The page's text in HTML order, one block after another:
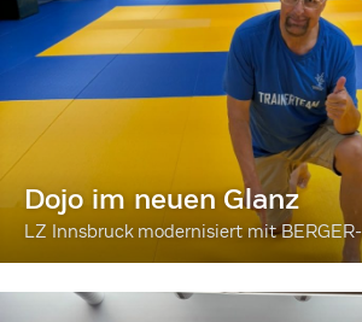
Dojo im neuen Glanz
LZ Innsbruck modernisiert mit